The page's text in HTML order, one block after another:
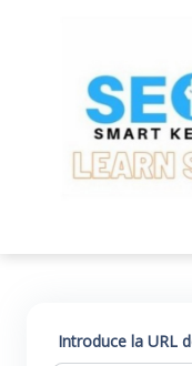
Introduce la URL